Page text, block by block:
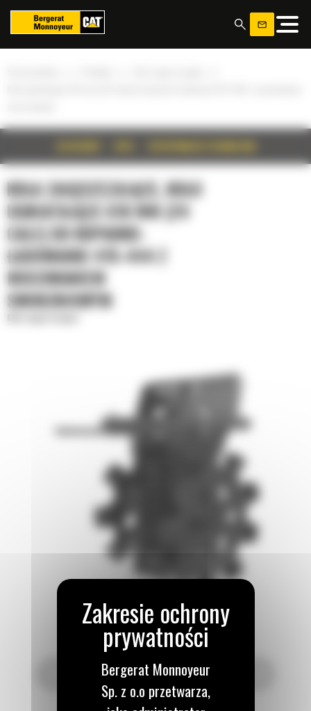
KOŁA ZAGĘSZCZAJĄCE, KOŁO
UGNIATAJĄCE 610 MM (24
CALE) DO KOPARKO-
ŁADOWARKI 415-444 Z
MOCOWANIEM
SWORZNIOWYM
Panel zarządzania plikami cookies
Bergerat Monnoyeur
Sp. z o.o przetwarza,